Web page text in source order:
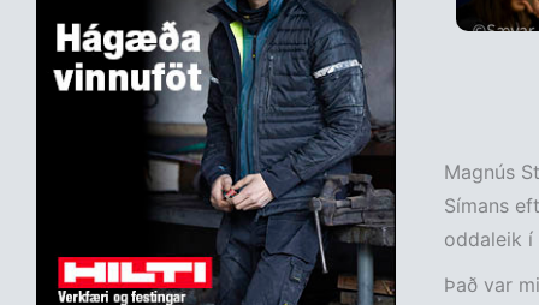
Magnús
Símans
oddaleik í
Það var